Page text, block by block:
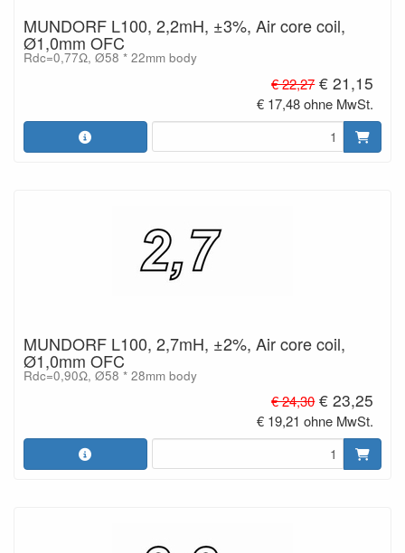
MUNDORF L100, 2,2mH, ±3%, Air core coil,
Ø1,0mm OFC
Rdc=0,77Ω, Ø58 * 22mm body
€ 22,27 € 21,15
€ 17,48 ohne MwSt.
MUNDORF L100, 2,7mH, ±2%, Air core coil,
Ø1,0mm OFC
Rdc=0,90Ω, Ø58 * 28mm body
€ 24,30 € 23,25
€ 19,21 ohne MwSt.